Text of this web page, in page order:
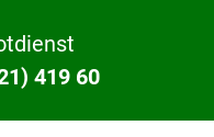
419 60